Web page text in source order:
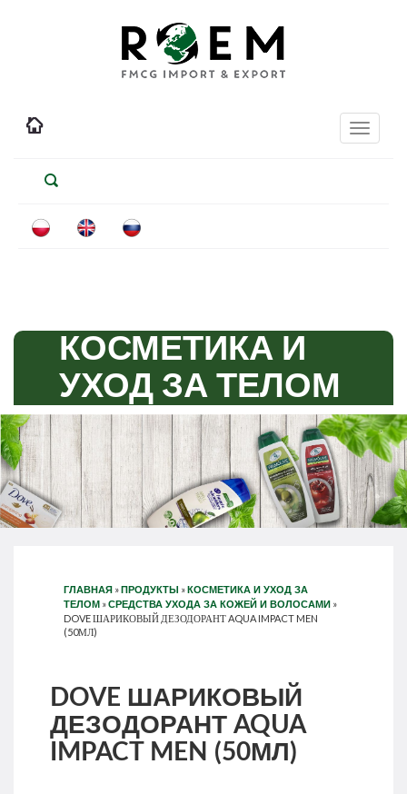
Toggle
КОСМЕТИКА И
УХОД ЗА ТЕЛОМ
ГЛАВНАЯ »ПРОДУКТЫ »КОСМЕТИКА И УХОД ЗА
ТЕЛОМ »СРЕДСТВА УХОДА ЗА КОЖЕЙ И ВОЛОСАМИ »
DOVE ШАРИКОВЫЙ ДЕЗОДОРАНТ AQUA IMPACT MEN
(50МЛ)
DOVE ШАРИКОВЫЙ
ДЕЗОДОРАНТ AQUA
IMPACT MEN (50МЛ)